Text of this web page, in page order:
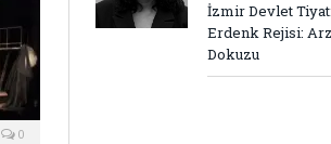
0
İzmir Devlet
Erdenk Rejisi:
Dokuzu